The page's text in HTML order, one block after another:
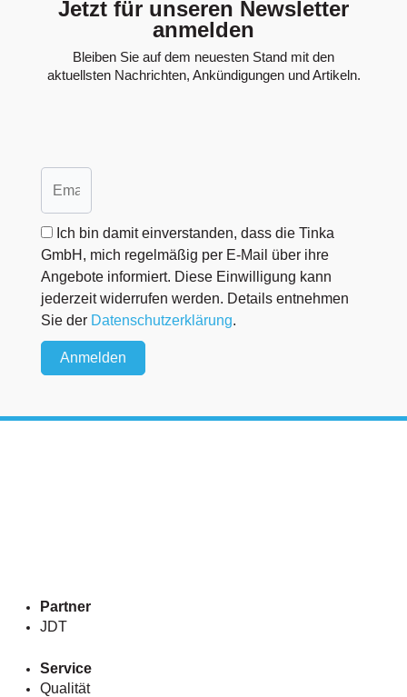
Jetzt für unseren Newsletter
anmelden
Bleiben Sie auf dem neuesten Stand mit den
aktuellsten Nachrichten, Ankündigungen und Artikeln.
Ich bin damit einverstanden, dass die Tinka
GmbH, mich regelmäßig per E-Mail über ihre
Angebote informiert. Diese Einwilligung kann
jederzeit widerrufen werden. Details entnehmen
Sie der Datenschutzerklärung.
Anmelden
Partner
JDT
Service
Qualität